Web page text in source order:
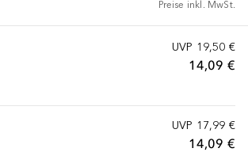
Preise inkl. MwSt.
UVP 19,50 €
14,09 €
UVP 17,99 €
14,09 €